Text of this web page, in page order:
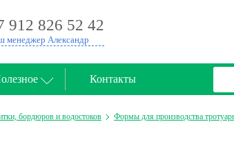
912 826 52 42
менеджер Александр
Контакты
бордюров и водостоков Формы для производства